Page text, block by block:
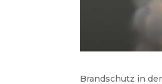
Brandschutz in